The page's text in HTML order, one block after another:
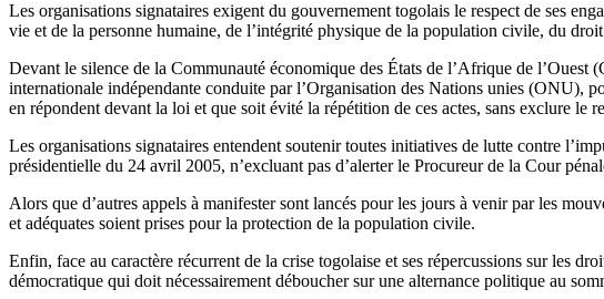
Les organisations signataires exigent du gouvernement togolais le respect de ses
vie et de la personne humaine, de l’intégrité physique de la population civile, du
Devant le silence de la Communauté économique des États de l’Afrique de
internationale indépendante conduite par l’Organisation des Nations unies (ONU),
en répondent devant la loi et que soit évité la répétition de ces actes, sans exclure le
Les organisations signataires entendent soutenir toutes initiatives de lutte contre
présidentielle du 24 avril 2005, n’excluant pas d’alerter le Procureur de la Cour
Alors que d’autres appels à manifester sont lancés pour les jours à venir par les
et adéquates soient prises pour la protection de la population civile.
Enfin, face au caractère récurrent de la crise togolaise et ses répercussions sur les
démocratique qui doit nécessairement déboucher sur une alternance politique au